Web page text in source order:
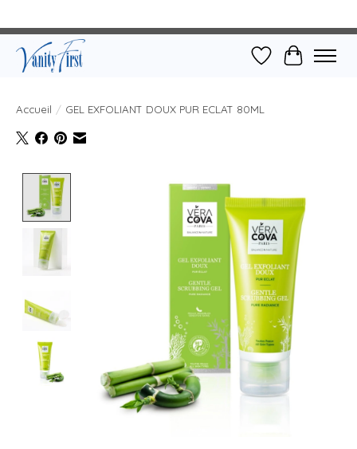
Liste dePanier
Accueil / GEL EXFOLIANT DOUX PUR ECLAT 80ML
Product image slideshow Items